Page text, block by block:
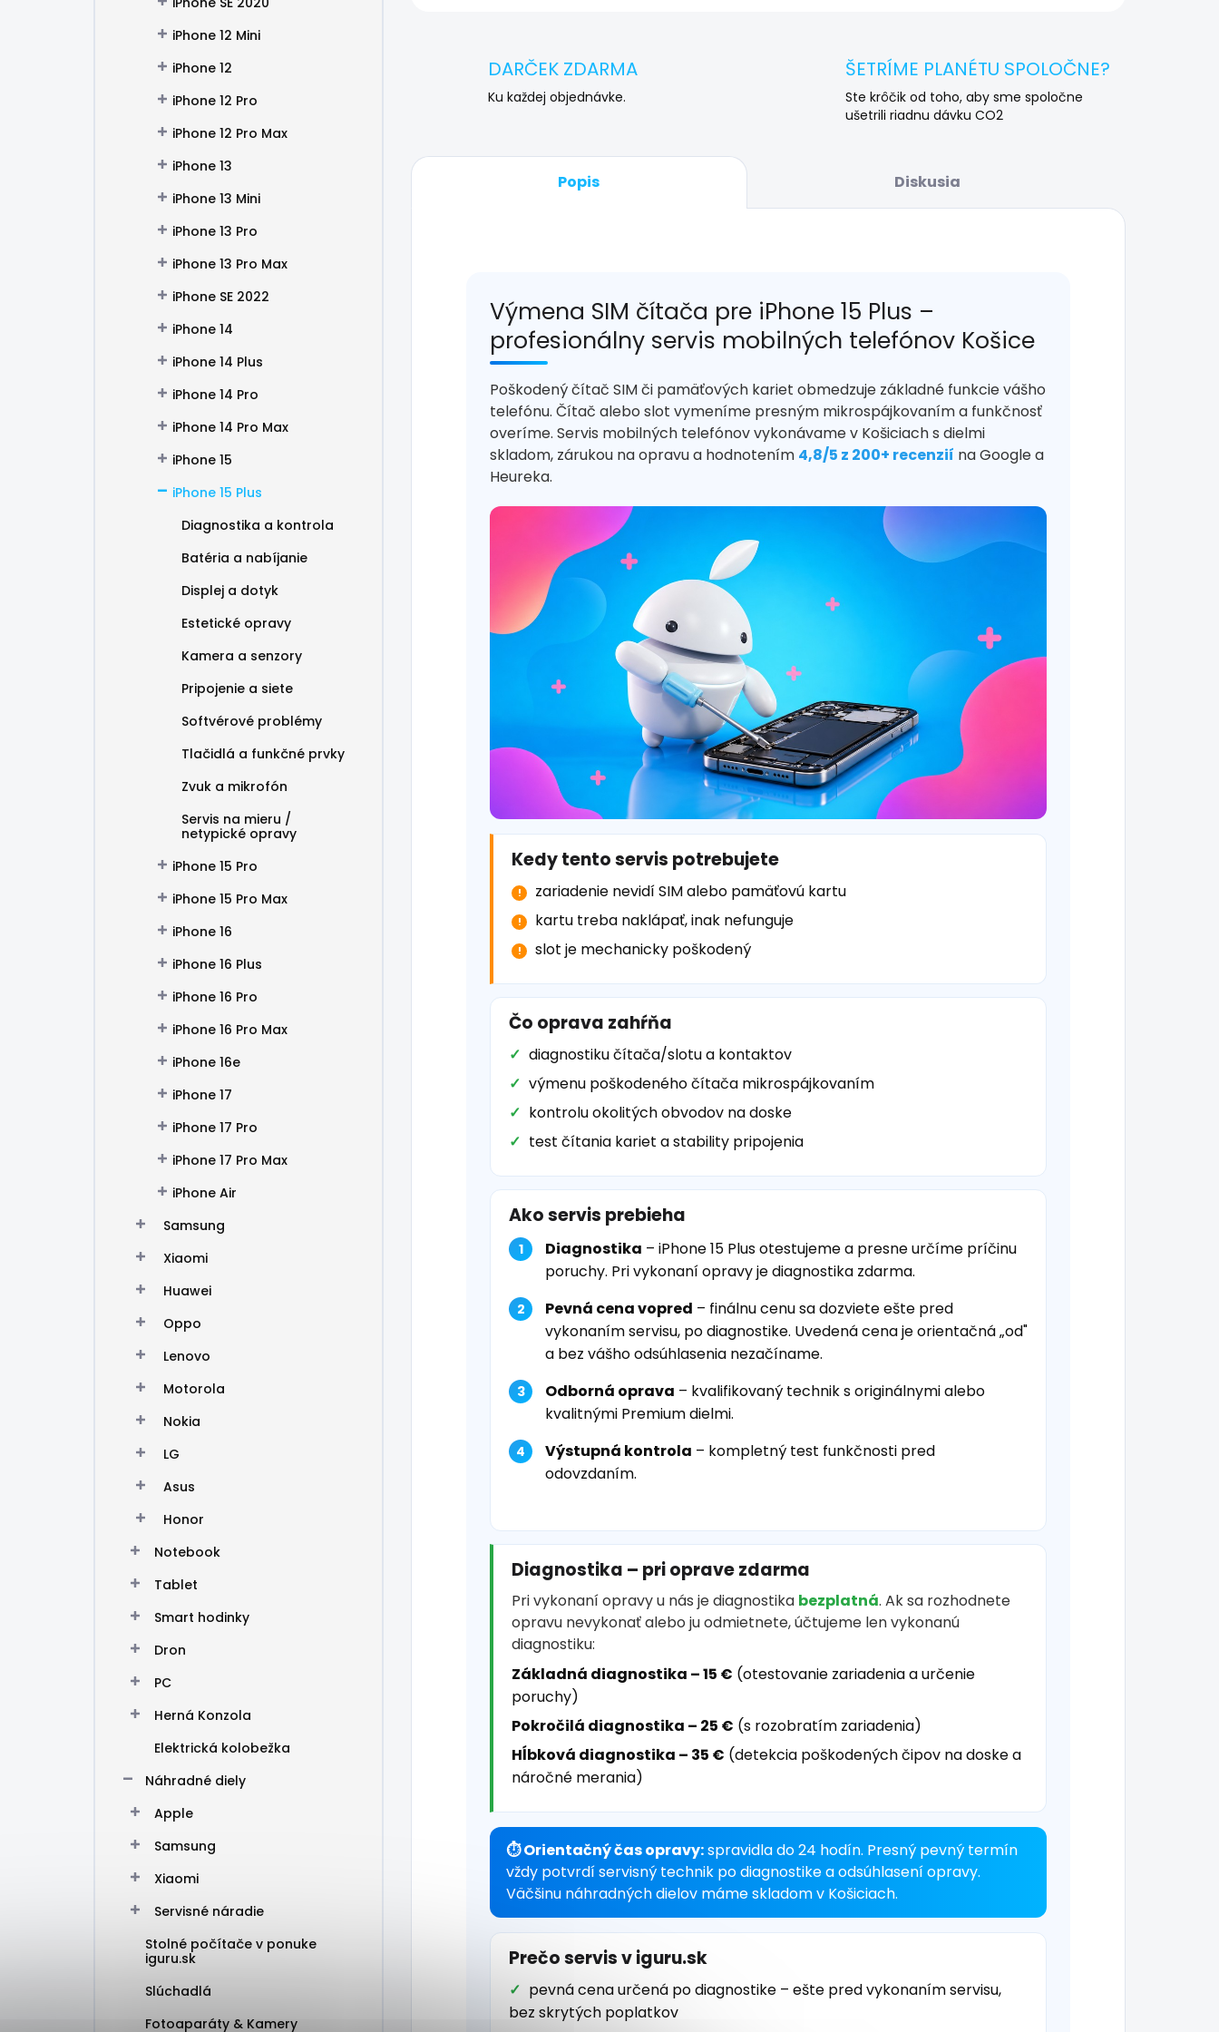
iPhone 12 Mini
iPhone 12
iPhone 12 Pro
iPhone 12 Pro Max
iPhone 13
iPhone 13 Mini
iPhone 13 Pro
iPhone 13 Pro Max
iPhone SE 2022
iPhone 14
iPhone 14 Plus
iPhone 14 Pro
iPhone 14 Pro Max
iPhone 15
iPhone 15 Plus
Diagnostika a kontrola
Batéria a nabíjanie
Displej a dotyk
Estetické opravy
Kamera a senzory
Pripojenie a siete
Softvérové problémy
Tlačidlá a funkčné prvky
Zvuk a mikrofón
Servis na mieru /
netypické opravy
iPhone 15 Pro
iPhone 15 Pro Max
iPhone 16
iPhone 16 Plus
iPhone 16 Pro
iPhone 16 Pro Max
iPhone 16e
iPhone 17
iPhone 17 Pro
iPhone 17 Pro Max
iPhone Air
Samsung
Xiaomi
Huawei
Oppo
Lenovo
Motorola
Nokia
LG
Asus
Honor
Notebook
Tablet
Smart hodinky
Dron
PC
Herná Konzola
Elektrická kolobežka
Náhradné diely
Apple
Samsung
Xiaomi
Servisné náradie
Stolné počítače v ponuke
iguru.sk
Slúchadlá
Fotoaparáty & Kamery
DARČEK ZDARMA
Ku každej objednávke.
ŠETRÍME PLANÉTU SPOLOČNE?
Ste krôčik od toho, aby sme spoločne
ušetrili riadnu dávku CO2
Popis Diskusia
Výmena SIM čítača pre iPhone 15 Plus –
profesionálny servis mobilných telefónov Košice
Poškodený čítač SIM či pamäťových kariet obmedzuje základné funkcie vášho
telefónu. Čítač alebo slot vymeníme presným mikrospájkovaním a funkčnosť
overíme. Servis mobilných telefónov vykonávame v Košiciach s dielmi
skladom, zárukou na opravu a hodnotením 4,8/5 z 200+ recenzií na Google a
Heureka.
Kedy tento servis potrebujete
zariadenie nevidí SIM alebo pamäťovú kartu
kartu treba naklápať, inak nefunguje
slot je mechanicky poškodený
Čo oprava zahŕňa
diagnostiku čítača/slotu a kontaktov
výmenu poškodeného čítača mikrospájkovaním
kontrolu okolitých obvodov na doske
test čítania kariet a stability pripojenia
Ako servis prebieha
Diagnostika – iPhone 15 Plus otestujeme a presne určíme príčinu
poruchy. Pri vykonaní opravy je diagnostika zdarma.
Pevná cena vopred – finálnu cenu sa dozviete ešte pred
vykonaním servisu, po diagnostike. Uvedená cena je orientačná „od"
a bez vášho odsúhlasenia nezačíname.
Odborná oprava – kvalifikovaný technik s originálnymi alebo
kvalitnými Premium dielmi.
Výstupná kontrola – kompletný test funkčnosti pred
odovzdaním.
Diagnostika – pri oprave zdarma
Pri vykonaní opravy u nás je diagnostika bezplatná. Ak sa rozhodnete
opravu nevykonať alebo ju odmietnete, účtujeme len vykonanú
diagnostiku:
Základná diagnostika – 15 € (otestovanie zariadenia a určenie
poruchy)
Pokročilá diagnostika – 25 € (s rozobratím zariadenia)
Hĺbková diagnostika – 35 € (detekcia poškodených čipov na doske a
náročné merania)
⏱ Orientačný čas opravy:spravidla do 24 hodín. Presný pevný termín
vždy potvrdí servisný technik po diagnostike a odsúhlasení opravy.
Väčšinu náhradných dielov máme skladom v Košiciach.
Prečo servis v iguru.sk
pevná cena určená po diagnostike – ešte pred vykonaním servisu,
bez skrytých poplatkov